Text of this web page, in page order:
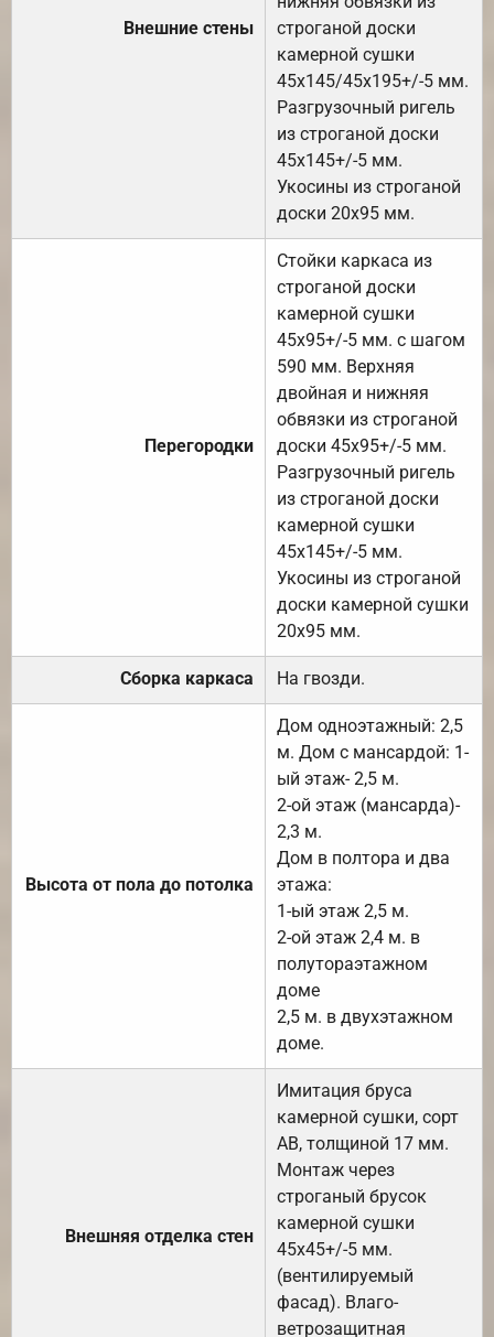
Внешние стены
строганой доски
камерной сушки
45х145/45х195+/-5 мм.
Разгрузочный ригель
из строганой доски
45х145+/-5 мм.
Укосины из строганой
доски 20х95 мм.
Перегородки
Стойки каркаса из
строганой доски
камерной сушки
45х95+/-5 мм. с шагом
590 мм. Верхняя
двойная и нижняя
обвязки из строганой
доски 45х95+/-5 мм.
Разгрузочный ригель
из строганой доски
камерной сушки
45х145+/-5 мм.
Укосины из строганой
доски камерной сушки
20х95 мм.
Сборка каркаса На гвозди.
Высота от пола до потолка
Дом одноэтажный: 2,5
м. Дом с мансардой: 1-
ый этаж- 2,5 м.
2-ой этаж (мансарда)-
2,3 м.
Дом в полтора и два
этажа:
1-ый этаж 2,5 м.
2-ой этаж 2,4 м. в
полутораэтажном
доме
2,5 м. в двухэтажном
доме.
Внешняя отделка стен
Имитация бруса
камерной сушки, сорт
АВ, толщиной 17 мм.
Монтаж через
строганый брусок
камерной сушки
45х45+/-5 мм.
(вентилируемый
фасад). Влаго-
ветрозащитная